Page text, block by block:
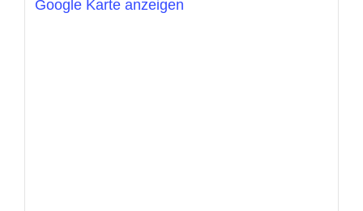
Google Karte anzeigen